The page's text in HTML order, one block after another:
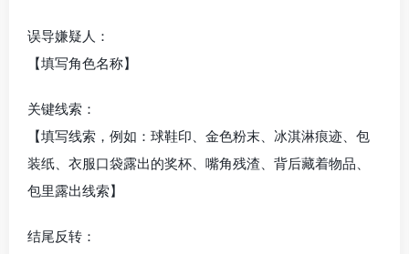
误导嫌疑人：
【填写角色名称】
关键线索：
【填写线索，例如：球鞋印、金色粉末、冰淇淋痕迹、包
装纸、衣服口袋露出的奖杯、嘴角残渣、背后藏着物品、
包里露出线索】
结尾反转：